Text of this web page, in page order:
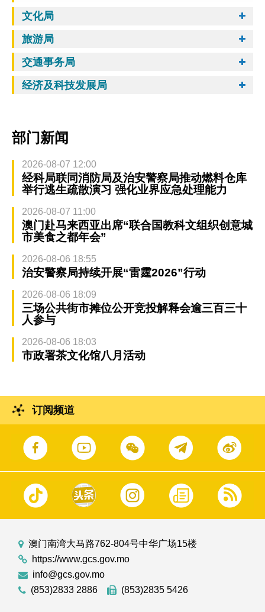
文化局
旅游局
交通事务局
经济及科技发展局
部门新闻
2026-08-07 12:00
经科局联同消防局及治安警察局推动燃料仓库
举行逃生疏散演习 强化业界应急处理能力
2026-08-07 11:00
澳门赴马来西亚出席“联合国教科文组织创意城
市美食之都年会”
2026-08-06 18:55
治安警察局持续开展“雷霆2026”行动
2026-08-06 18:09
三场公共街市摊位公开竞投解释会逾三百三十
人参与
2026-08-06 18:03
市政署茶文化馆八月活动
订阅频道
澳门南湾大马路762-804号中华广场15楼
https://www.gcs.gov.mo
info@gcs.gov.mo
(853)2833 2886
(853)2835 5426